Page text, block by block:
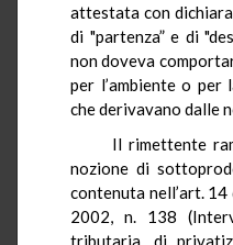
attestata con
di "partenza” e di
non doveva
per l’ambiente o
che derivavano dalle
Il rimettente
nozione di
contenuta nell’art.
2002, n. 138
tributaria, di